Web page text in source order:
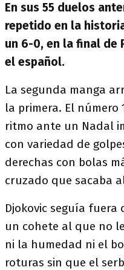
En sus 55 duelos
repetido en la
un 6-0, en la final de
el español.
La segunda manga
la primera. El número
ritmo ante un Nadal
con variedad de
derechas con bolas
cruzado que sacaba
Djokovic seguía
un cohete al que no
ni la humedad ni el
roturas sin que el